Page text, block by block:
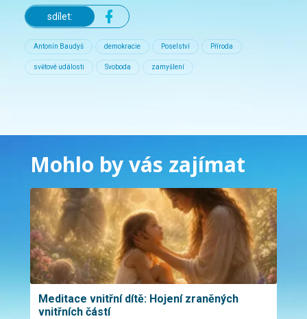
sdílet:
Antonín Baudyš demokracie Poselství Příroda
světové události Svoboda zamyšlení
Mohlo by vás zajímat
Meditace vnitřní dítě: Hojení zraněných
vnitřních částí